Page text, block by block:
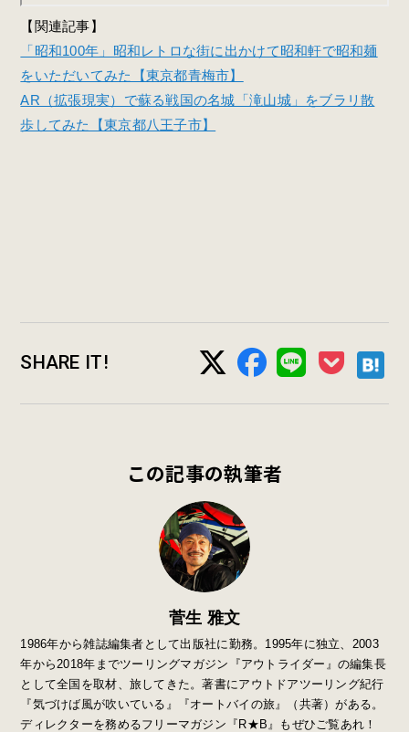
【関連記事】
「昭和100年」昭和レトロな街に出かけて昭和軒で昭和麺
をいただいてみた【東京都青梅市】
AR（拡張現実）で蘇る戦国の名城「滝山城」をブラリ散
歩してみた【東京都八王子市】
SHARE IT!
この記事の執筆者
菅生 雅文
1986年から雑誌編集者として出版社に勤務。1995年に独立、2003
年から2018年までツーリングマガジン『アウトライダー』の編集長
として全国を取材、旅してきた。著書にアウトドアツーリング紀行
『気づけば風が吹いている』『オートバイの旅』（共著）がある。
ディレクターを務めるフリーマガジン『R★B』もぜひご覧あれ！